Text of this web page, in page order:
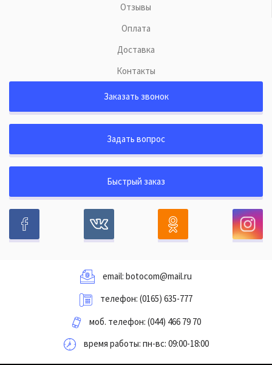
Отзывы
Оплата
Доставка
Контакты
Заказать звонок
Задать вопрос
Быстрый заказ
email: botocom@mail.ru
телефон: (0165) 635-777
моб. телефон: (044) 466 79 70
время работы: пн-вс: 09:00-18:00